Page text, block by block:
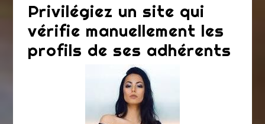
Privilégiez un site qui
vérifie manuellement les
profils de ses adhérents